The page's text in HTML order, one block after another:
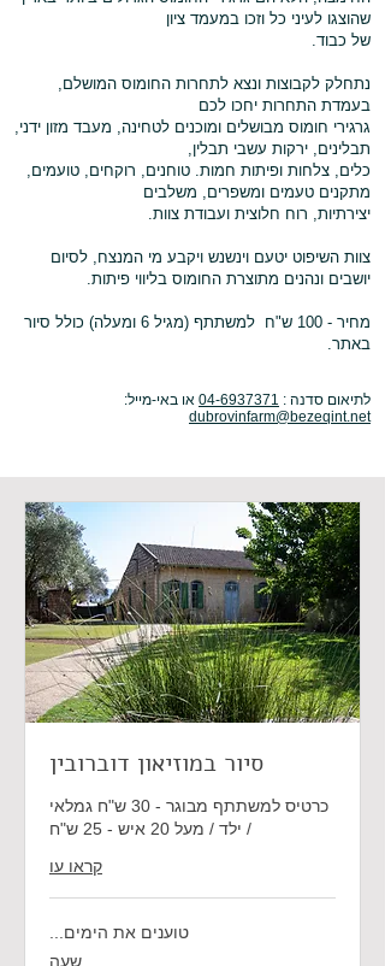
שהוצגו לעיני כל וזכו במעמד ציון
של כבוד.
נתחלק לקבוצות ונצא לתחרות החומוס המושלם,
בעמדת התחרות יחכו לכם
גרגירי חומוס מבושלים ומוכנים לטחינה, מעבד מזון ידני,
תבלינים, ירקות עשבי תבלין,
כלים, צלחות ופיתות חמות. טוחנים, רוקחים, טועמים,
מתקנים טעמים ומשפרים, משלבים
יצירתיות, רוח חלוצית ועבודת צוות.
צוות השיפוט יטעם וינשנש ויקבע מי המנצח, לסיום
יושבים ונהנים מתוצרת החומוס בליווי פיתות.
מחיר - 100 ש"ח למשתתף (מגיל 6 ומעלה) כולל סיור
באתר.
לתיאום סדנה : 04-6937371 או באי-מייל:
dubrovinfarm@bezeqint.net
סיור במוזיאון דוברובין
כרטיס למשתתף מבוגר - 30 ש"ח גמלאי
/ ילד / מעל 20 איש - 25 ש"ח
קראו עו
טוענים את הימים...
שעה